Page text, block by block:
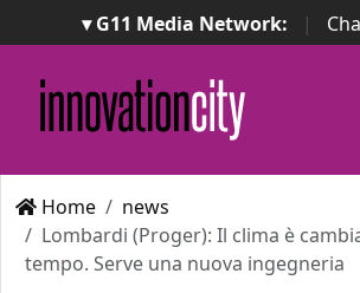
▾ G11 Media Network: |
ImpresaCity | SecurityOpenLab
Awards
Italian Project Awards
Awards
Home
news
Lombardi (Proger): Il clima è
tempo. Serve una nuova ingegneria